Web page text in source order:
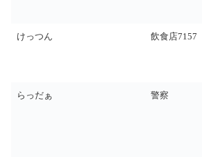
けっつん 飲食店7157
らっだぁ 警察